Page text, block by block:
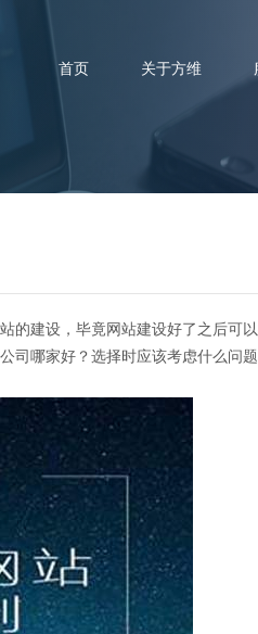
首页 关于方维
制作哪家好
的建设，毕竟网站建设好了之后可
司哪家好？选择时应该考虑什么问